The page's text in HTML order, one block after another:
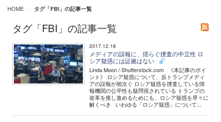
HOME タグ「FBI」の記事一覧
タグ「FBI」の記事一覧
2017.12.18
メディアの誤報に、揺らぐ捜査の中立性 ロ
シア疑惑には証拠はない
Linda Moon / Shutterstock.com 《本記事のポイ
ント》 ロシア疑惑について、反トランプメディ
アの誤報が相次ぐ ロシア疑惑を捜査している情
報機関の公平性も疑問視されている トランプの
改革を推し進めるためにも、ロシア疑惑を早々に
解くべき いわゆる「ロシア疑惑」について...